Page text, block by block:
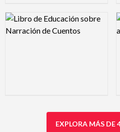
Logo Preview Image
EXPLORA MÁS DE